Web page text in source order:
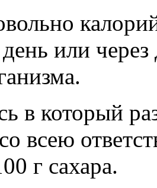
или
в который
всею
г сахара.